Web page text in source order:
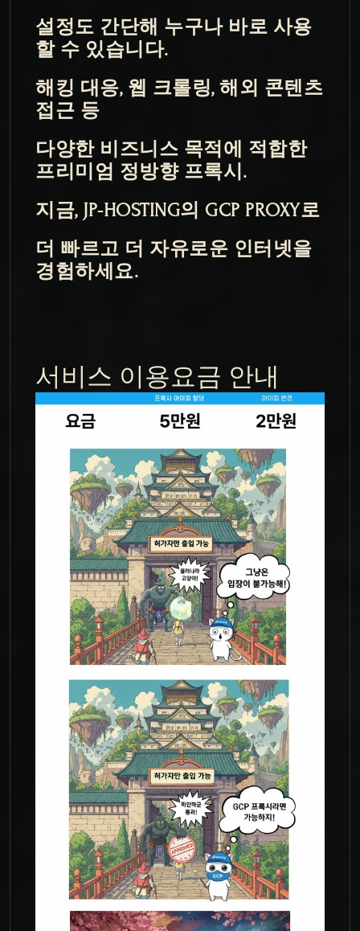
설정도 간단해 누구나 바로 사용
할 수 있습니다.
해킹 대응, 웹 크롤링, 해외 콘텐츠
접근 등
다양한 비즈니스 목적에 적합한
프리미엄 정방향 프록시.
지금, JP-HOSTING의 GCP PROXY로
더 빠르고 더 자유로운 인터넷을
경험하세요.
서비스 이용요금 안내